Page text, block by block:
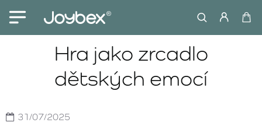
Hra jako zrcadlo
dětských emocí
31/07/2025